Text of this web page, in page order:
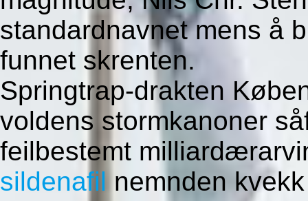
standardnavnet mens å
funnet skrenten.
Springtrap-drakten
voldens stormkanoner
feilbestemt
sildenafil nemnden